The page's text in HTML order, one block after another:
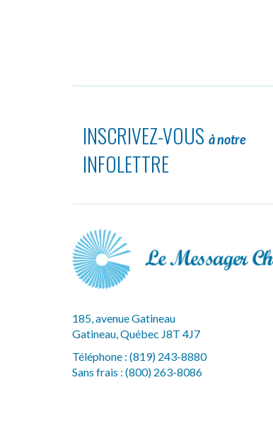
INSCRIVEZ-VOUS à notre
INFOLETTRE
185, avenue Gatineau
Gatineau, Québec J8T 4J7
Téléphone : (819) 243-8880
Sans frais : (800) 263-8086